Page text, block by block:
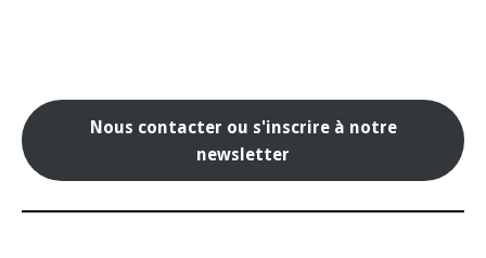
Nous contacter ou s'inscrire à notre
newsletter